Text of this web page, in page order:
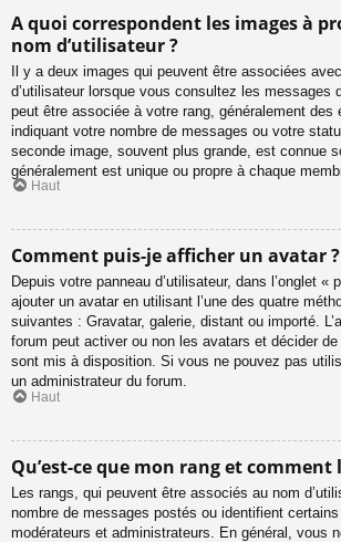
A quoi correspondent les images à
nom d’utilisateur ?
Il y a deux images qui peuvent être associées
d’utilisateur lorsque vous consultez les messages
peut être associée à votre rang, généralement des
indiquant votre nombre de messages ou votre
seconde image, souvent plus grande, est connue
généralement est unique ou propre à chaque
Haut
Comment puis-je afficher un avatar ?
Depuis votre panneau d’utilisateur, dans l’onglet «
ajouter un avatar en utilisant l’une des quatre
suivantes : Gravatar, galerie, distant ou importé.
forum peut activer ou non les avatars et décider
sont mis à disposition. Si vous ne pouvez pas
un administrateur du forum.
Haut
Qu’est-ce que mon rang et comment
Les rangs, qui peuvent être associés au nom
nombre de messages postés ou identifient
modérateurs et administrateurs. En général, vous